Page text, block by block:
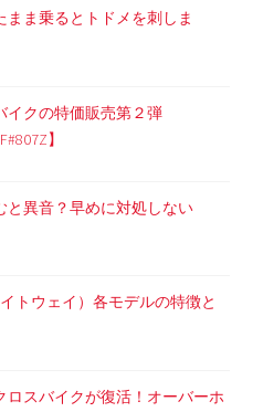
まま乗るとトドメを刺しま
イクの特価販売第２弾
】
と異音？早めに対処しない
イトウェイ）各モデルの特徴と
ロスバイクが復活！オーバーホ